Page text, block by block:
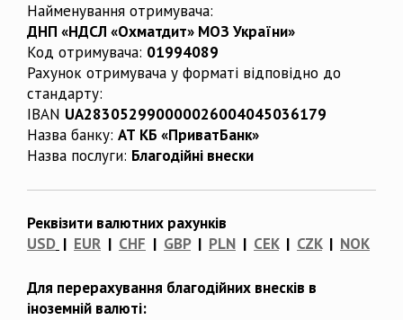
Найменування отримувача:
ДНП «НДСЛ «Охматдит» МОЗ України»
Код отримувача: 01994089
Рахунок отримувача у форматі відповідно до
стандарту:
IBAN UA283052990000026004045036179
Назва банку: АТ КБ «ПриватБанк»
Назва послуги: Благодійні внески
Реквізити валютних рахунків
USD | EUR | CHF | GBP| PLN | CEK| CZK| NOK
Для перерахування благодійних внесків в
іноземній валюті: